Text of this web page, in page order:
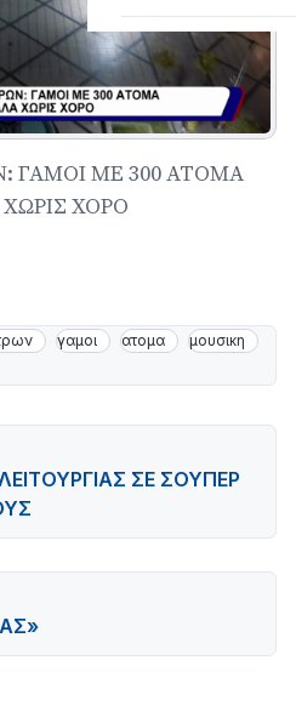
ΓΑΜΟΙ ΜΕ 300 ΑΤΟΜΑ
ΧΟΡΟ
γαμοι ατομα
μουσικη
ΣΕ ΣΟΥΠΕΡ